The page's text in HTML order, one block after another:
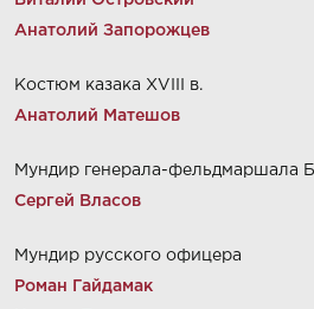
Анатолий Запорожцев
Костюм казака XVIII в.
Анатолий Матешов
Мундир генерала-фельдмаршала
Сергей Власов
Мундир русского офицера
Роман Гайдамак